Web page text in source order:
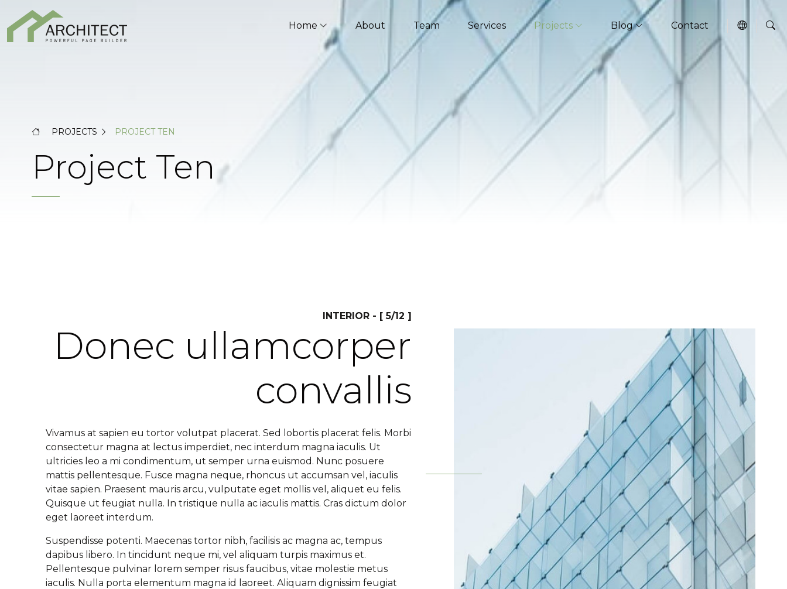
Home About Team Services Projects Blog Contact
PROJECTS PROJECT TEN
Project Ten
INTERIOR - [ 5/12 ]
Donec ullamcorper
convallis
Vivamus at sapien eu tortor volutpat placerat. Sed lobortis placerat felis. Morbi
consectetur magna at lectus imperdiet, nec interdum magna iaculis. Ut
ultricies leo a mi condimentum, ut semper urna euismod. Nunc posuere
mattis pellentesque. Fusce magna neque, rhoncus ut accumsan vel, iaculis
vitae sapien. Praesent mauris arcu, vulputate eget mollis vel, aliquet eu felis.
Quisque ut feugiat nulla. In tristique nulla ac iaculis mattis. Cras dictum dolor
eget laoreet interdum.
Suspendisse potenti. Maecenas tortor nibh, facilisis ac magna ac, tempus
dapibus libero. In tincidunt neque mi, vel aliquam turpis maximus et.
Pellentesque pulvinar lorem semper risus faucibus, vitae molestie metus
iaculis. Nulla porta elementum magna id laoreet. Aliquam dignissim feugiat